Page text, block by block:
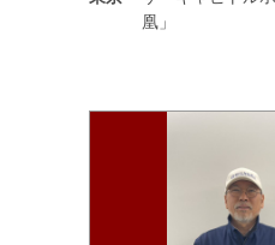
凰」